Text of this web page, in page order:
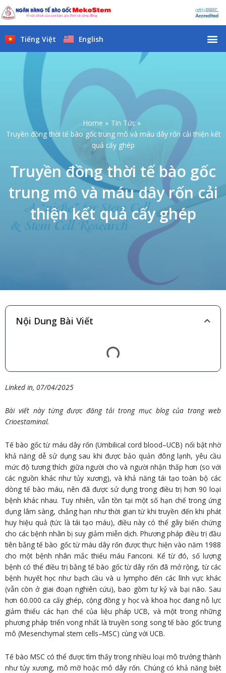
Skip
to
content
Tiếng Việt English
Home
Tin Tức
Truyền đồng thời tế bào gốc trung mô và máu dây rốn cải thiện kết
quả cấy ghép
Truyền đồng thời tế bào gốc
trung mô và máu dây rốn cải
thiện kết quả cấy ghép
Nội Dung Bài Viết
Linked in, 07/04/2025
Bài viết này từng được đăng tải trong mục blog của trang web
Crioestaminal.
Tế bào gốc từ máu dây rốn (Umbilical cord blood–UCB) nổi bật nhờ
khả năng dễ sử dụng sau khi được bảo quản đông lạnh, yêu cầu
mức độ tương thích giữa người cho và người nhận thấp hơn (so với
các nguồn khác như tủy xương), và khả năng tái tạo toàn bộ các
dòng tế bào máu, nên đã được sử dụng trong điều trị hơn 90 loại
bệnh khác nhau. Tuy nhiên, vẫn tồn tại một số hạn chế trong ứng
dụng lâm sàng, chẳng hạn như thời gian từ khi truyền đến khi phát
huy hiệu quả (tức là tái tạo máu), điều này có thể gây biến chứng
cho các bệnh nhân bị suy giảm miễn dịch. Phương pháp điều trị đầu
tiên bằng tế bào gốc từ máu dây rốn được thực hiện vào năm 1988
cho một bệnh nhân mắc thiếu máu Fanconi. Kể từ đó, số lượng
bệnh có thể điều trị bằng tế bào gốc từ dây rốn đã mở rộng, từ các
bệnh huyết học như bạch cầu và u lympho đến các lĩnh vực khác
(vẫn còn ở giai đoạn nghiên cứu), bao gồm tự kỷ và bại não. Sau
hơn 60.000 ca cấy ghép, cộng đồng y học và khoa học đang nỗ lực
giảm thiểu các hạn chế của liệu pháp UCB, và một trong những
phương pháp triển vong nhất là truyền song song tế bào gốc trung
mô (Mesenchymal stem cells–MSC) cùng với UCB.
Tế bào MSC có thể được tìm thấy trong nhiều loại mô trưởng thành
như tủy xương, mô mỡ hoặc mô dây rốn. Chúng có khả năng biệt